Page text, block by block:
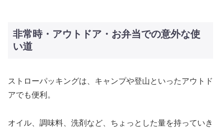
非常時・アウトドア・お弁当での意外な使
い道
ストローパッキングは、キャンプや登山といったアウトド
アでも便利。
オイル、調味料、洗剤など、ちょっとした量を持っていき